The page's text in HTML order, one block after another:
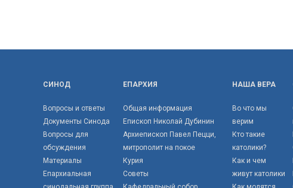
СИНОД
Вопросы и ответы
Документы Синода
Вопросы для
обсуждения
Материалы
Епархиальная
ЕПАРХИЯ
Общая информация
Епископ Николай Дубинин
Архиепископ Павел Пецци,
митрополит на покое
Курия
Советы
НАША ВЕРА
Во что мы
верим
Кто такие
католики?
Как и чем
живут католики